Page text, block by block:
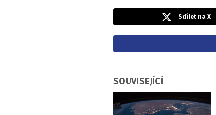
Sdílet na X
SOUVISEJÍCÍ